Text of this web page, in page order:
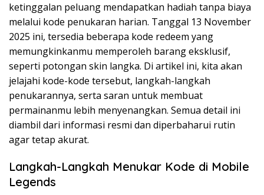
ketinggalan peluang mendapatkan hadiah tanpa biaya
melalui kode penukaran harian. Tanggal 13 November
2025 ini, tersedia beberapa kode redeem yang
memungkinkanmu memperoleh barang eksklusif,
seperti potongan skin langka. Di artikel ini, kita akan
jelajahi kode-kode tersebut, langkah-langkah
penukarannya, serta saran untuk membuat
permainanmu lebih menyenangkan. Semua detail ini
diambil dari informasi resmi dan diperbaharui rutin
agar tetap akurat.
Langkah-Langkah Menukar Kode di Mobile
Legends